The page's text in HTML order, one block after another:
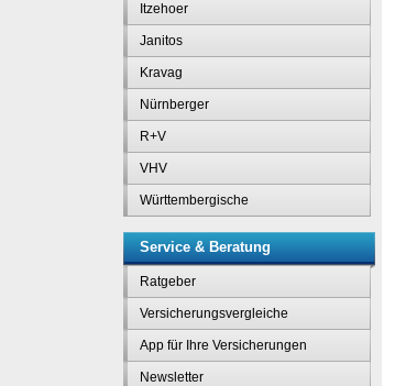
Itzehoer
Janitos
Kravag
Nürnberger
R+V
VHV
Württembergische
Service & Beratung
Ratgeber
Versicherungsvergleiche
App für Ihre Versicherungen
Newsletter